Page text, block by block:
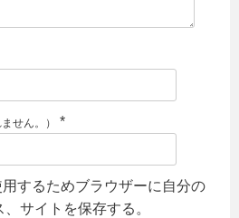
せん。） *
するためブラウザーに自分の
サイトを保存する。